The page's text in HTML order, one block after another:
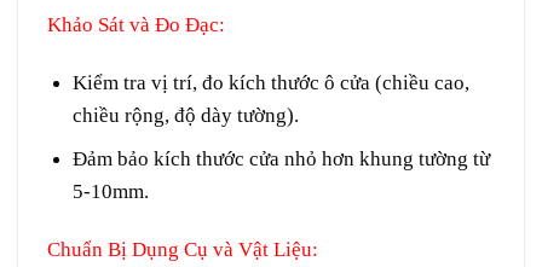
Khảo Sát và Đo Đạc:
Kiểm tra vị trí, đo kích thước ô cửa (chiều cao,
chiều rộng, độ dày tường).
Đảm bảo kích thước cửa nhỏ hơn khung tường từ
5-10mm.
Chuẩn Bị Dụng Cụ và Vật Liệu: